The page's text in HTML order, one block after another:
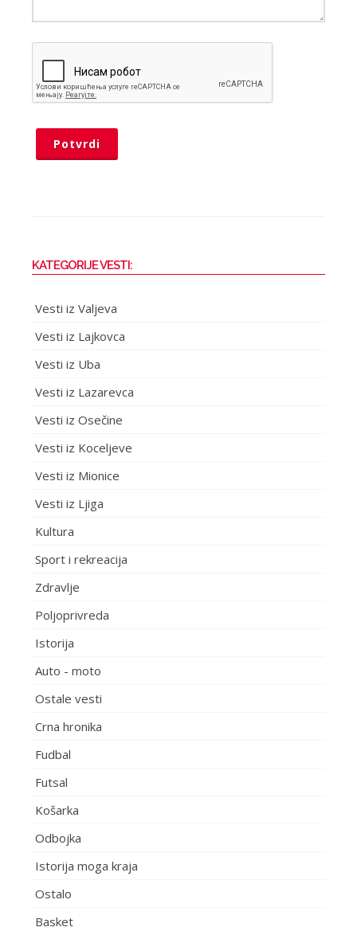
Potvrdi
KATEGORIJE VESTI:
Vesti iz Valjeva
Vesti iz Lajkovca
Vesti iz Uba
Vesti iz Lazarevca
Vesti iz Osečine
Vesti iz Koceljeve
Vesti iz Mionice
Vesti iz Ljiga
Kultura
Sport i rekreacija
Zdravlje
Poljoprivreda
Istorija
Auto - moto
Ostale vesti
Crna hronika
Fudbal
Futsal
Košarka
Odbojka
Istorija moga kraja
Ostalo
Basket